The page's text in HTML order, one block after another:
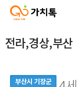
전라,경상,부산
부산시 기장군